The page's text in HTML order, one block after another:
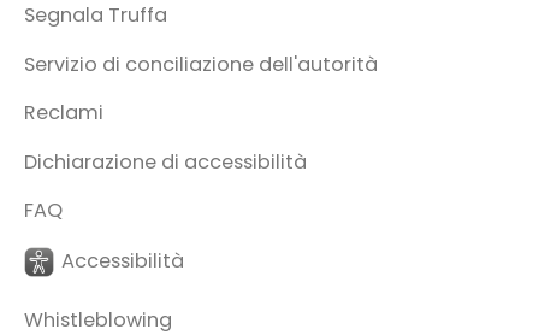
Segnala Truffa
Servizio di conciliazione dell'autorità
Reclami
Dichiarazione di accessibilità
FAQ
Accessibilità
Whistleblowing